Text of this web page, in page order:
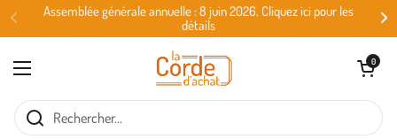
Passer au contenu
Assemblée générale annuelle : 8 juin 2026. Cliquez ici pour les
détails
Ouvrir le menu
Ouvrir le
0